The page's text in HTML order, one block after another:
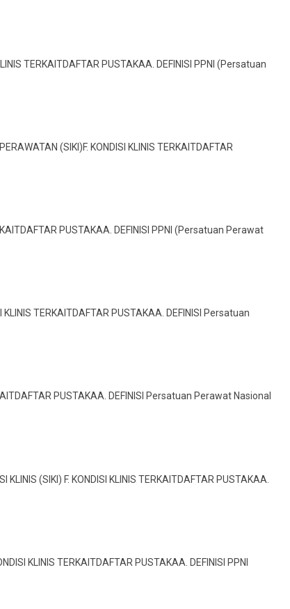
TERKAITDAFTAR PUSTAKAA. DEFINISI PPNI (Persatuan
(SIKI)F. KONDISI KLINIS TERKAITDAFTAR
PUSTAKAA. DEFINISI PPNI (Persatuan Perawat
KLINIS TERKAITDAFTAR PUSTAKAA. DEFINISI Persatuan
PUSTAKAA. DEFINISI Persatuan Perawat Nasional
(SIKI) F. KONDISI KLINIS TERKAITDAFTAR PUSTAKAA.
KLINIS TERKAITDAFTAR PUSTAKAA. DEFINISI PPNI